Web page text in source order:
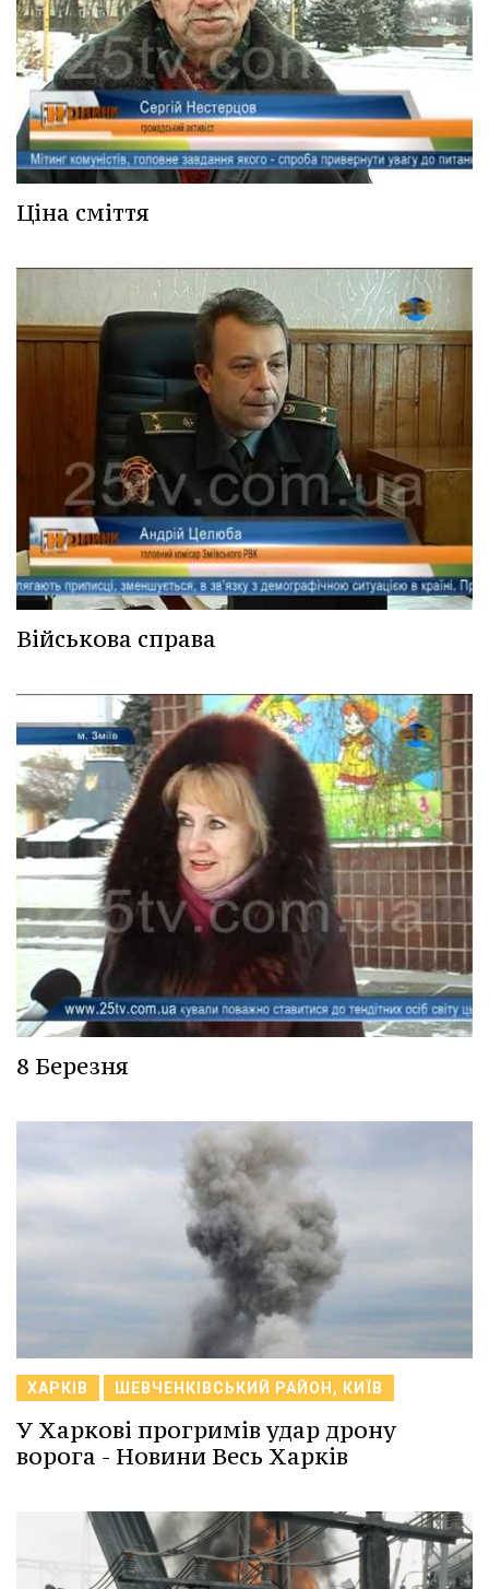
Ціна сміття
Військова справа
8 Березня
ХАРКІВ ШЕВЧЕНКІВСЬКИЙ РАЙОН, КИЇВ
У Харкові прогримів удар дрону
ворога - Новини Весь Харків